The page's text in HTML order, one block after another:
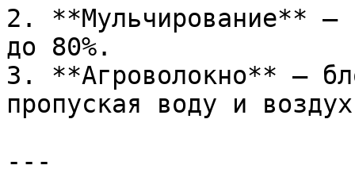
2. **Мульчирование** –
до 80%.
3. **Агроволокно** –
пропуская воду и
---